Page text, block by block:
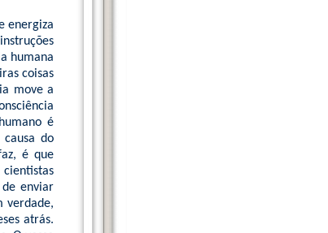
energiza
humana
coisas
move a
é
do
é que
enviar
verdade,
atrás.